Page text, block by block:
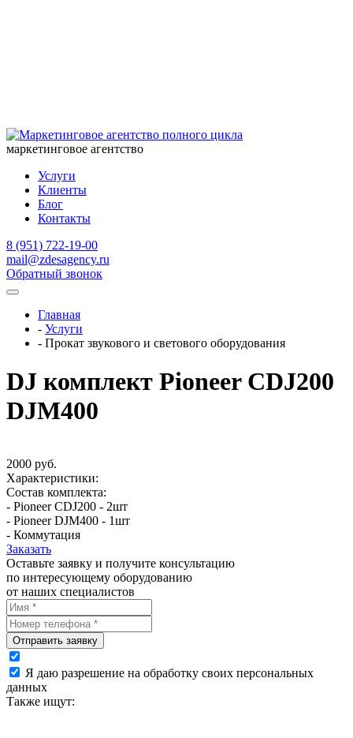
маркетинговое агентство
Услуги
Клиенты
Блог
Контакты
8 (951) 722-19-00
mail@zdesagency.ru
Обратный звонок
Главная
- Услуги
- Прокат звукового и светового оборудования
DJ комплект Pioneer CDJ200
DJM400
2000 руб.
Характеристики:
Состав комплекта:
- Pioneer CDJ200 - 2шт
- Pioneer DJM400 - 1шт
- Коммутация
Заказать
Оставьте заявку и получите консультацию
по интересующему оборудованию
от наших специалистов
Отправить заявку
Я даю разрешение на обработку своих персональных
данных
Также ищут: